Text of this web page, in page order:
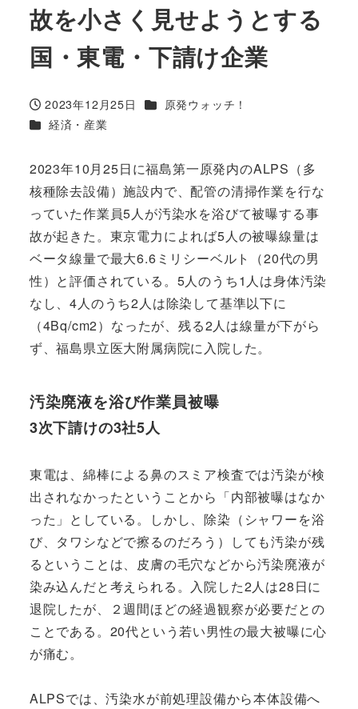
故を小さく見せようとする
国・東電・下請け企業
投稿日
2023年12月25日 カテゴリー
原発ウォッチ！
カテゴリー
経済・産業
2023年10月25日に福島第一原発内のALPS（多
核種除去設備）施設内で、配管の清掃作業を行な
っていた作業員5人が汚染水を浴びて被曝する事
故が起きた。東京電力によれば5人の被曝線量は
ベータ線量で最大6.6ミリシーベルト（20代の男
性）と評価されている。5人のうち1人は身体汚染
なし、4人のうち2人は除染して基準以下に
（4Bq/cm2）なったが、残る2人は線量が下がら
ず、福島県立医大附属病院に入院した。
汚染廃液を浴び作業員被曝
3次下請けの3社5人
東電は、綿棒による鼻のスミア検査では汚染が検
出されなかったということから「内部被曝はなか
った」としている。しかし、除染（シャワーを浴
び、タワシなどで擦るのだろう）しても汚染が残
るということは、皮膚の毛穴などから汚染廃液が
染み込んだと考えられる。入院した2人は28日に
退院したが、２週間ほどの経過観察が必要だとの
ことである。20代という若い男性の最大被曝に心
が痛む。
ALPSでは、汚染水が前処理設備から本体設備へ